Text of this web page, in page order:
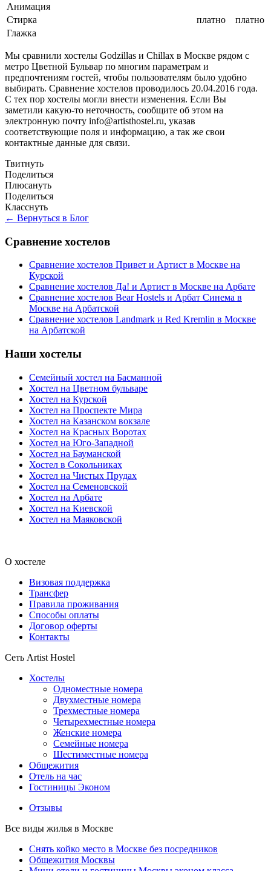
Анимация
Стирка
платно
платно
Глажка
Мы сравнили хостелы Godzillas и Chillax в Москве рядом с
метро Цветной Бульвар по многим параметрам и
предпочтениям гостей, чтобы пользователям было удобно
выбирать. Сравнение хостелов проводилось 20.04.2016 года.
С тех пор хостелы могли внести изменения. Если Вы
заметили какую-то неточность, сообщите об этом на
электронную почту info@artisthostel.ru, указав
соответствующие поля и информацию, а так же свои
контактные данные для связи.
Твитнуть
Поделиться
Плюсануть
Поделиться
Класснуть
← Вернуться в Блог
Сравнение хостелов
Сравнение хостелов Привет и Артист в Москве на
Курской
Сравнение хостелов Да! и Артист в Москве на Арбате
Сравнение хостелов Bear Hostels и Арбат Синема в
Москве на Арбатской
Сравнение хостелов Landmark и Red Kremlin в Москве
на Арбатской
Наши хостелы
Семейный хостел на Басманной
Хостел на Цветном бульваре
Хостел на Курской
Хостел на Проспекте Мира
Хостел на Казанском вокзале
Хостел на Красных Воротах
Хостел на Юго-Западной
Хостел на Бауманской
Хостел в Сокольниках
Хостел на Чистых Прудах
Хостел на Семеновской
Хостел на Арбате
Хостел на Киевской
Хостел на Маяковской
О хостеле
Визовая поддержка
Трансфер
Правила проживания
Способы оплаты
Договор оферты
Контакты
Сеть Artist Hostel
Хостелы
Одноместные номера
Двухместные номера
Трехместные номера
Четырехместные номера
Женские номера
Семейные номера
Шестиместные номера
Общежития
Отель на час
Гостиницы Эконом
Отзывы
Все виды жилья в Москве
Снять койко место в Москве без посредников
Общежития Москвы